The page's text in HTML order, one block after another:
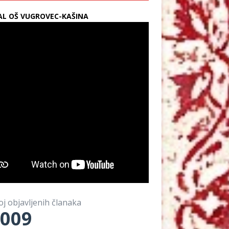
OŠ VUGROVEC-KAŠINA
objavljenih članaka